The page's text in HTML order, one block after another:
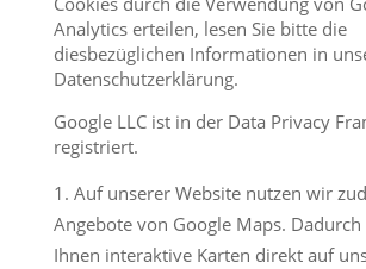
Analytics erteilen, lesen Sie bitte die
diesbezüglichen Informationen in
Datenschutzerklärung.
Google LLC ist in der Data Privacy
registriert.
Auf unserer Website nutzen wir
Angebote von Google Maps.
Ihnen interaktive Karten direkt auf